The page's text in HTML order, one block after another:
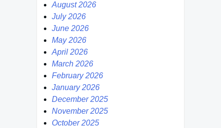
August 2026
July 2026
June 2026
May 2026
April 2026
March 2026
February 2026
January 2026
December 2025
November 2025
October 2025